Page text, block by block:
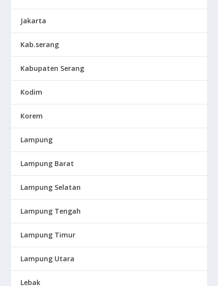
Jakarta
Kab.serang
Kabupaten Serang
Kodim
Korem
Lampung
Lampung Barat
Lampung Selatan
Lampung Tengah
Lampung Timur
Lampung Utara
Lebak